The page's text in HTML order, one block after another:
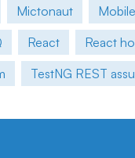
Mictonaut Mobile
React React
TestNG REST